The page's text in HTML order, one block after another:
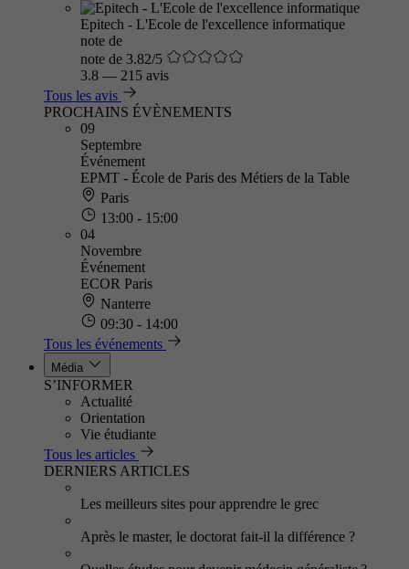
Epitech - L'Ecole de l'excellence informatique
note de
note de 3.82/5
3.8 — 215 avis
Tous les avis
PROCHAINS ÉVÈNEMENTS
09
Septembre
Événement
EPMT - École de Paris des Métiers de la Table
Paris
13:00 - 15:00
04
Novembre
Événement
ECOR Paris
Nanterre
09:30 - 14:00
Tous les événements
Média
S’INFORMER
Actualité
Orientation
Vie étudiante
Tous les articles
DERNIERS ARTICLES
Les meilleurs sites pour apprendre le grec
Après le master, le doctorat fait-il la différence ?